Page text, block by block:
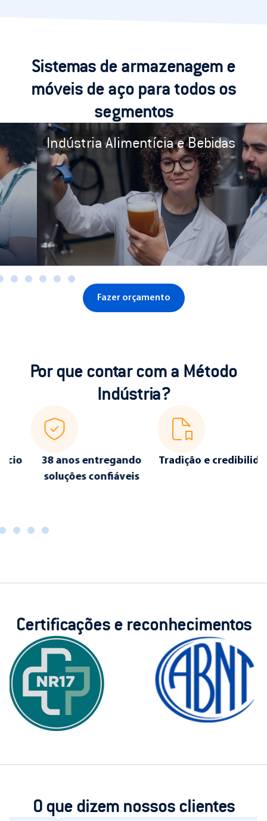
Sistemas de armazenagem e
móveis de aço para todos os
segmentos
Indústria Alimentícia e Bebidas
Fazer orçamento
Por que contar com a Método
Indústria?
38 anos entregando
soluções confiáveis
Tradição e credibilidade
Certificações e reconhecimentos
O que dizem nossos clientes